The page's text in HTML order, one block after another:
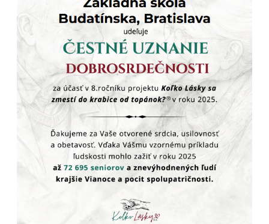
S radosťou vám oznamujeme, že v rámci skvalitňovania
priestorov našej školy sme pristupili kvýmene a modernizácii
výdajných okienokv školskej jedálni. Cieľom tejto rekonštrukcie
bolo zvýšiť hygienický štandard a zabezpečiť estetickejšie
prostredie pre našich stravníkov.